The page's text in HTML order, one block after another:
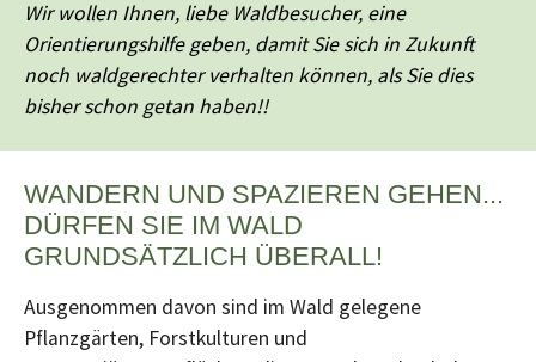
Wir wollen Ihnen, liebe Waldbesucher, eine
Orientierungshilfe geben, damit Sie sich in Zukunft
noch waldgerechter verhalten können, als Sie dies
bisher schon getan haben!!
WANDERN UND SPAZIEREN GEHEN...
DÜRFEN SIE IM WALD
GRUNDSÄTZLICH ÜBERALL!
Ausgenommen davon sind im Wald gelegene
Pflanzgärten, Forstkulturen und